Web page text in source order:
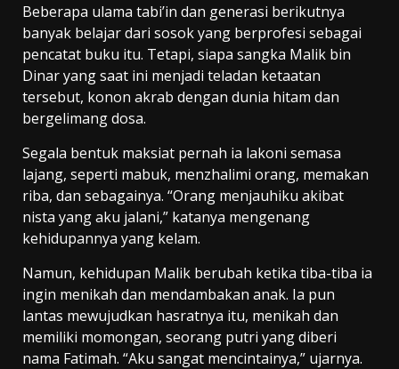
Beberapa ulama tabi’in dan generasi berikutnya
banyak belajar dari sosok yang berprofesi sebagai
pencatat buku itu. Tetapi, siapa sangka Malik bin
Dinar yang saat ini menjadi teladan ketaatan
tersebut, konon akrab dengan dunia hitam dan
bergelimang dosa.
Segala bentuk maksiat pernah ia lakoni semasa
lajang, seperti mabuk, menzhalimi orang, memakan
riba, dan sebagainya. “Orang menjauhiku akibat
nista yang aku jalani,” katanya mengenang
kehidupannya yang kelam.
Namun, kehidupan Malik berubah ketika tiba-tiba ia
ingin menikah dan mendambakan anak. Ia pun
lantas mewujudkan hasratnya itu, menikah dan
memiliki momongan, seorang putri yang diberi
nama Fatimah. “Aku sangat mencintainya,” ujarnya.